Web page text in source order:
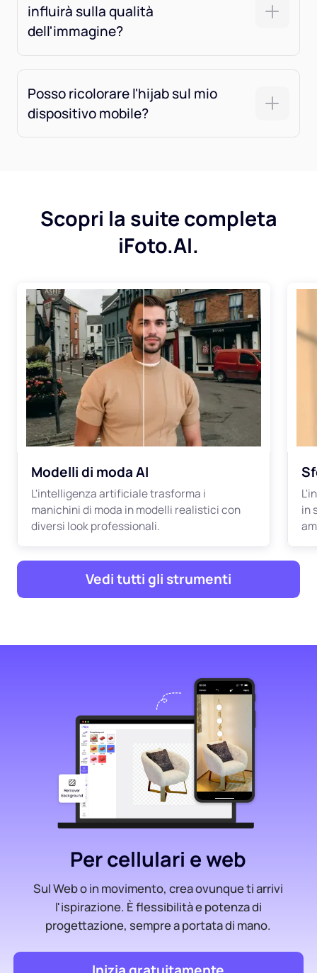
influirà sulla qualità
dell'immagine?
Posso ricolorare l'hijab sul mio
dispositivo mobile?
Scopri la suite completa
iFoto.AI.
Modelli di moda AI
L'intelligenza artificiale trasforma i
manichini di moda in modelli realistici con
diversi look professionali.
in
Vedi tutti gli strumenti
Per cellulari e web
Sul Web o in movimento, crea ovunque ti arrivi
l'ispirazione. È flessibilità e potenza di
progettazione, sempre a portata di mano.